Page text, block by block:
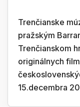
Trenčianske
pražským
Trenčianskom
originálnych
15.decembra